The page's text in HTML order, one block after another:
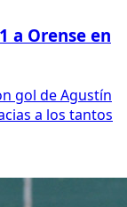
a Orense en
gol de Agustín
a los tantos